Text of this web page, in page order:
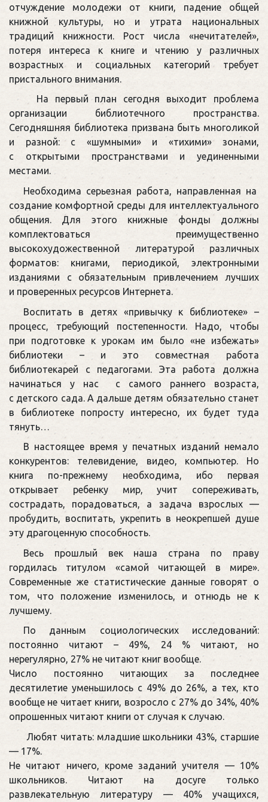
отчуждение молодежи от книги, падение общей
книжной культуры, но и утрата национальных
традиций книжности. Рост числа «нечитателей»,
потеря интереса к книге и чтению у различных
возрастных и социальных категорий требует
пристального внимания.
На первый план сегодня выходит проблема
организации библиотечного пространства.
Сегодняшняя библиотека призвана быть многоликой
и разной: с «шумными» и «тихими» зонами,
с открытыми пространствами и уединенными
местами.
Необходима серьезная работа, направленная на
создание комфортной среды для интеллектуального
общения. Для этого книжные фонды должны
комплектоваться преимущественно
высокохудожественной литературой различных
форматов: книгами, периодикой, электронными
изданиями с обязательным привлечением лучших
и проверенных ресурсов Интернета.
Воспитать в детях «привычку к библиотеке» –
процесс, требующий постепенности. Надо, чтобы
при подготовке к урокам им было «не избежать»
библиотеки – и это совместная работа
библиотекарей с педагогами. Эта работа должна
начинаться у нас с самого раннего возраста,
с детского сада. А дальше детям обязательно станет
в библиотеке попросту интересно, их будет туда
тянуть…
В настоящее время у печатных изданий немало
конкурентов: телевидение, видео, компьютер. Но
книга по-прежнему необходима, ибо первая
открывает ребенку мир, учит сопереживать,
сострадать, порадоваться, а задача взрослых —
пробудить, воспитать, укрепить в неокрепшей душе
эту драгоценную способность.
Весь прошлый век наша страна по праву
гордилась титулом «самой читающей в мире».
Современные же статистические данные говорят о
том, что положение изменилось, и отнюдь не к
лучшему.
По данным социологических исследований:
постоянно читают – 49%, 24 % читают, но
нерегулярно, 27% не читают книг вообще.
Число постоянно читающих за последнее
десятилетие уменьшилось с 49% до 26%, а тех, кто
вообще не читает книги, возросло с 27% до 34%, 40%
опрошенных читают книги от случая к случаю.
Любят читать: младшие школьники 43%, старшие
— 17%.
Не читают ничего, кроме заданий учителя — 10%
школьников. Читают на досуге только
развлекательную литературу — 40% учащихся,